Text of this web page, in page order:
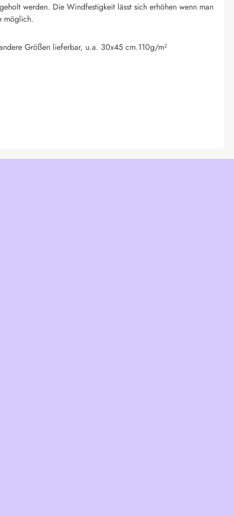
werden. Die Windfestigkeit lässt sich erhöhen wenn man
möglich.
Größen lieferbar, u.a. 30x45 cm.110g/m²